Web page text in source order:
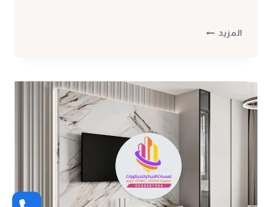
المزيد خلفيات
0530297304
الرخام
للشاشات
مكة
خلفية
شاشة